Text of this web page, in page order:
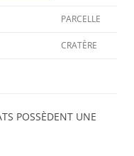
PARCELLE
CRATÈRE
POSSÈDENT UNE